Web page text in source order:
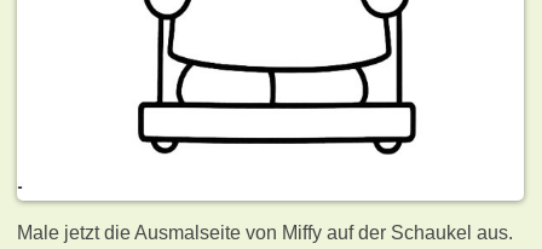
Male jetzt die Ausmalseite von Miffy auf der Schaukel aus.